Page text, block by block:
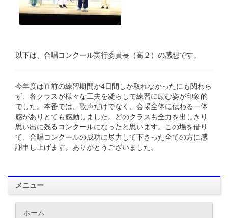
以下は、合唱コンクール実行委員長（高２）の感想です。
今年度は直前の練習期間が4日間しか取れなかったにも関わら
ず、各クラスが様々な工夫を凝らして練習に励む姿が印象的
でした。本番では、歌声だけでなく、会場全体に伝わる一体
感がありとても感動しました。どのクラスも全力を出しきり
思い出に残るコンクールになったと思います。この場を借り
て、合唱コンクールの成功に尽力して下さった全ての方に感
謝申し上げます。ありがとうございました。
メニュー
ホーム